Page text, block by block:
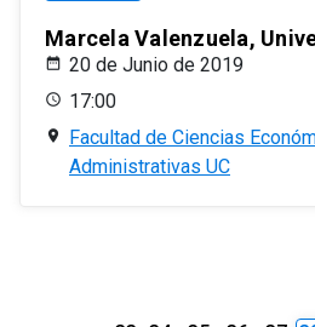
Marcela Valenzuela,
20 de Junio de 2019
17:00
Facultad de Ciencias
Administrativas UC